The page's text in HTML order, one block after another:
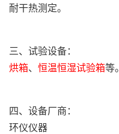
耐干热测定。
三、试验设备：
烘箱、 恒温恒湿试验箱等。
四、设备厂商：
环仪仪器